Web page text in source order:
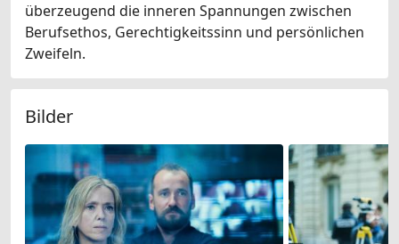
überzeugend die inneren Spannungen zwischen
Berufsethos, Gerechtigkeitssinn und persönlichen
Zweifeln.
Bilder